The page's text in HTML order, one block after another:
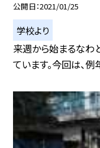
公開日 2021/01/25
学校より
来週から始まるなわ
ています。今回は、例